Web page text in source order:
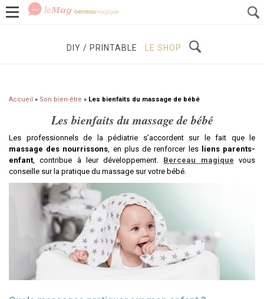
GROSSESSE BÉBÉS / ENFANTS
DIY / PRINTABLE LE SHOP
Accueil » Son bien-être » Les bienfaits du massage de bébé
Les bienfaits du massage de bébé
Les professionnels de la pédiatrie s’accordent sur le fait que le
massage des nourrissons, en plus de renforcer les
liens parents-
enfant, contribue à leur développement. Berceau magique vous
conseille sur la pratique du massage sur votre bébé.